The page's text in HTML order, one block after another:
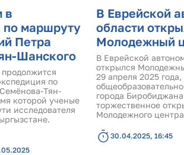
в
маршруту
Петра
Шанского
по
Тян-
которой ученые
исследователя
В Еврейской
области
Молодежный
В Еврейской
открылся
29 апреля 2025
города
торжественное
Молодежного
30.04.2025, 16:45